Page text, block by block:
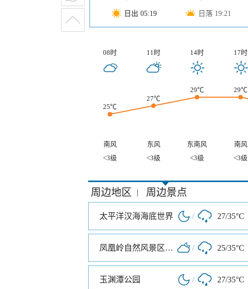
日出 05:19 日落 19:21
08时 11时 14时 17时
25℃
27℃
29℃
29℃
南风 东风 东南风 南风
<3级
<3级 <3级 <3级
周边地区 | 周边景点
太平洋汉海海底世界 / 27/35°C
凤凰岭自然风景区公园 / 25/35°C
玉渊潭公园 / 27/35°C